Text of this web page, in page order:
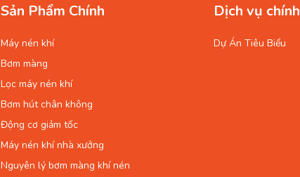
Sản Phẩm Chính
Máy nén khí
Bơm màng
Lọc máy nén khí
Bơm hút chân không
Động cơ giảm tốc
Máy nén khí nhà xưởng
Nguyên lý bơm màng khí nén
Dịch vụ chính
Dự Án Tiêu Biểu